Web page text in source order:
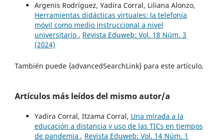
Argenis Rodríguez, Yadira Corral, Liliana Alonzo,
Herramientas didácticas virtuales: la telefonía
móvil como medio instruccional a nivel
universitario , Revista Eduweb: Vol. 18 Núm. 3
(2024)
También puede {advancedSearchLink} para este artículo.
Artículos más leídos del mismo autor/a
Yadira Corral, Itzama Corral, Una mirada a la
educación a distancia y uso de las TICs en tiempos
de pandemia , Revista Eduweb: Vol. 14 Núm. 1